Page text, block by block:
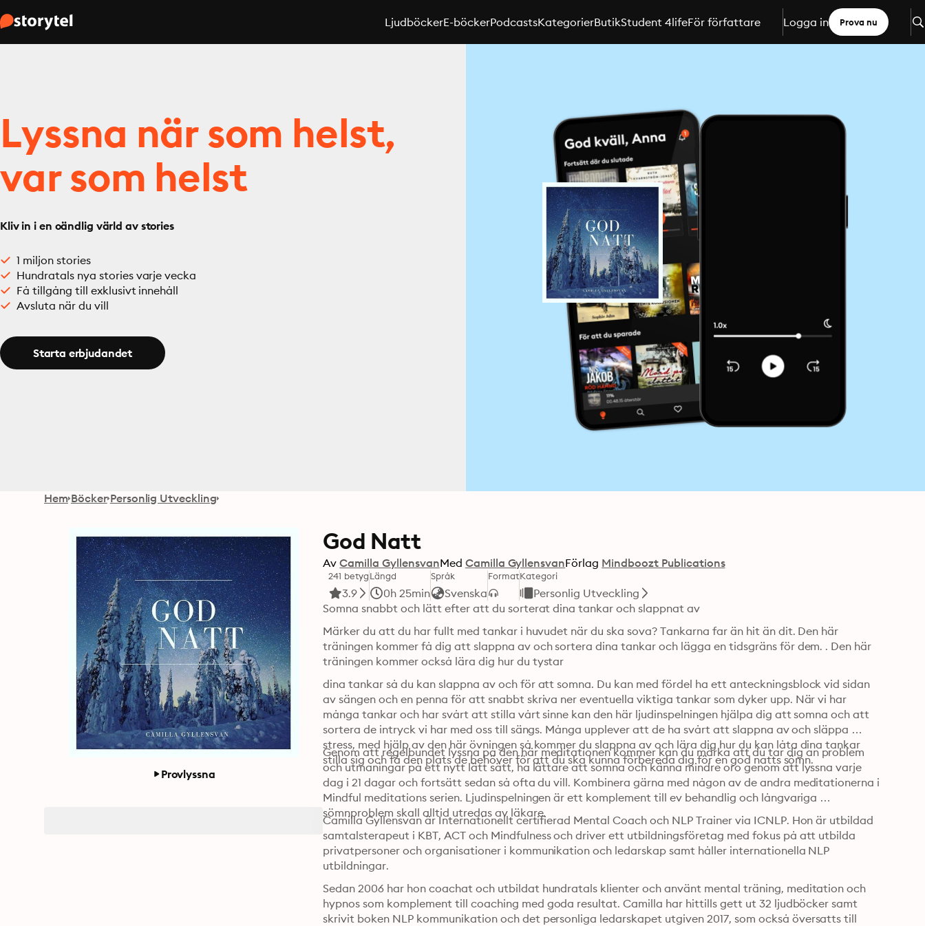
LjudböckerE-böckerPodcastsKategorierButikStudent 4lifeFör författare Logga in Prova nu
Lyssna när som helst,
var som helst
Kliv in i en oändlig värld av stories
1 miljon stories
Hundratals nya stories varje vecka
Få tillgång till exklusivt innehåll
Avsluta när du vill
Starta erbjudandet
Hem Böcker Personlig Utveckling
Provlyssna
God Natt
Av Camilla GyllensvanMed Camilla GyllensvanFörlag Mindboozt Publications
241 betyg
3.9
Längd
0h 25min
Språk
Svenska
FormatKategori
Personlig Utveckling
Somna snabbt och lätt efter att du sorterat dina tankar och slappnat av
Märker du att du har fullt med tankar i huvudet när du ska sova? Tankarna far än hit än dit. Den här
träningen kommer få dig att slappna av och sortera dina tankar och lägga en tidsgräns för dem. . Den här
dina tankar så du kan slappna av och för att somna. Du kan med fördel ha ett anteckningsblock vid sidan
av sängen och en penna för att snabbt skriva ner eventuella viktiga tankar som dyker upp. När vi har
många tankar och har svårt att stilla vårt sinne kan den här ljudinspelningen hjälpa dig att somna och att
sortera de intryck vi har med oss till sängs. Många upplever att de ha svårt att slappna av och släppa
stress, med hjälp av den här övningen så kommer du slappna av och lära dig hur du kan låta dina tankar
stilla sig och få den plats de behöver för att du ska kunna förbereda dig för en god natts sömn.
Genom att regelbundet lyssna på den här meditationen kommer kan du märka att du tar dig an problem
och utmaningar på ett nytt lätt sätt, ha lättare att somna och känna mindre oro genom att lyssna varje
dag i 21 dagar och fortsätt sedan så ofta du vill. Kombinera gärna med någon av de andra meditationerna i
Mindful meditations serien. Ljudinspelningen är ett komplement till ev behandlig och långvariga
Camilla Gyllensvan är Internationellt certifierad Mental Coach och NLP Trainer via ICNLP. Hon är utbildad
samtalsterapeut i KBT, ACT och Mindfulness och driver ett utbildningsföretag med fokus på att utbilda
privatpersoner och organisationer i kommunikation och ledarskap samt håller internationella NLP
Sedan 2006 har hon coachat och utbildat hundratals klienter och använt mental träning, meditation och
hypnos som komplement till coaching med goda resultat. Camilla har hittills gett ut 32 ljudböcker samt
skrivit boken NLP kommunikation och det personliga ledarskapet utgiven 2017, som också översatts till